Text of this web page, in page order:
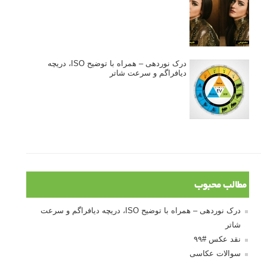
درک نوردهی – همراه با توضیح ISO، دریچه
دیافراگم و سرعت شاتر
مطالب محبوب
درک نوردهی – همراه با توضیح ISO، دریچه دیافراگم و سرعت
شاتر
نقد عکس #۹۹
سوالات عکاسی